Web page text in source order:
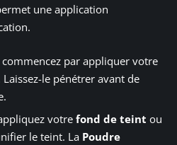
une application
commencez par appliquer votre
le pénétrer avant de
votre fond de teint ou
le teint. La Poudre